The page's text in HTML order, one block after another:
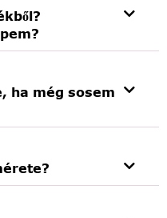
ha még sosem